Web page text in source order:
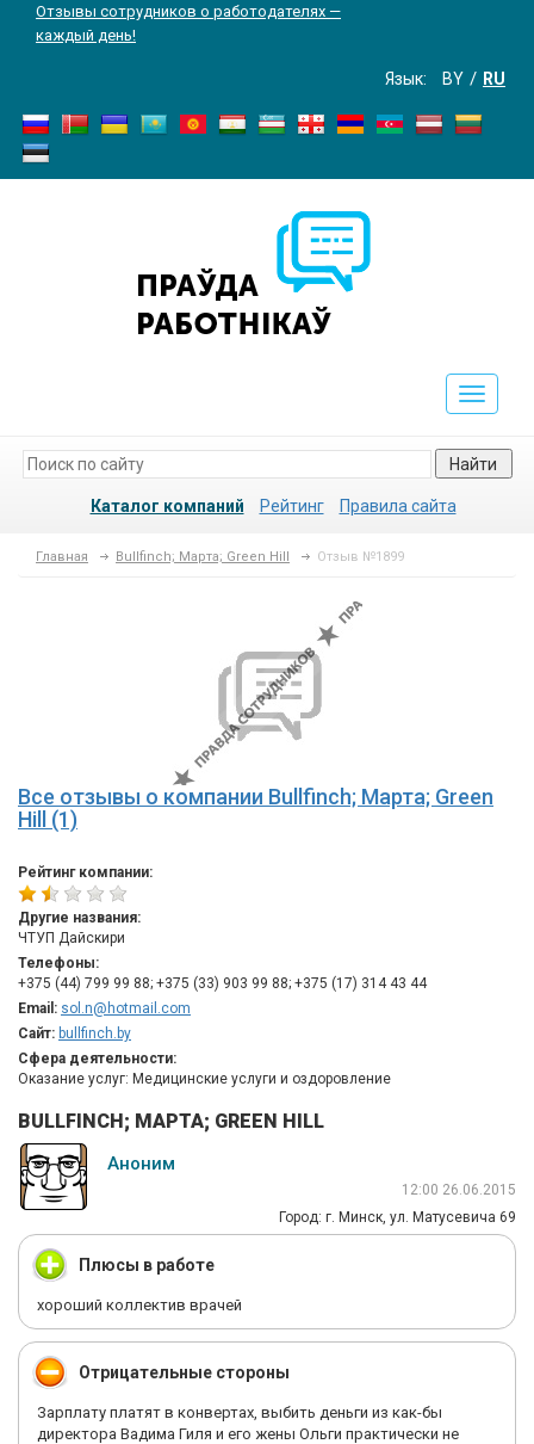
Отзывы сотрудников о работодателях —
каждый день!
Язык: BY RU
Toggle
Найти
Каталог компаний Рейтинг Правила сайта
Главная Bullfinch; Марта; Green Hill Отзыв №1899
Все отзывы о компании Bullfinch; Марта; Green
Hill (1)
Рейтинг компании:
Другие названия:
ЧТУП Дайскири
Телефоны:
+375 (44) 799 99 88; +375 (33) 903 99 88; +375 (17) 314 43 44
Email: sol.n@hotmail.com
Сайт: bullfinch.by
Сфера деятельности:
Оказание услуг: Медицинские услуги и оздоровление
BULLFINCH; МАРТА; GREEN HILL
Аноним
12:00 26.06.2015
Город: г. Минск, ул. Матусевича 69
Плюсы в работе
хороший коллектив врачей
Отрицательные стороны
Зарплату платят в конвертах, выбить деньги из как-бы
директора Вадима Гиля и его жены Ольги практически не